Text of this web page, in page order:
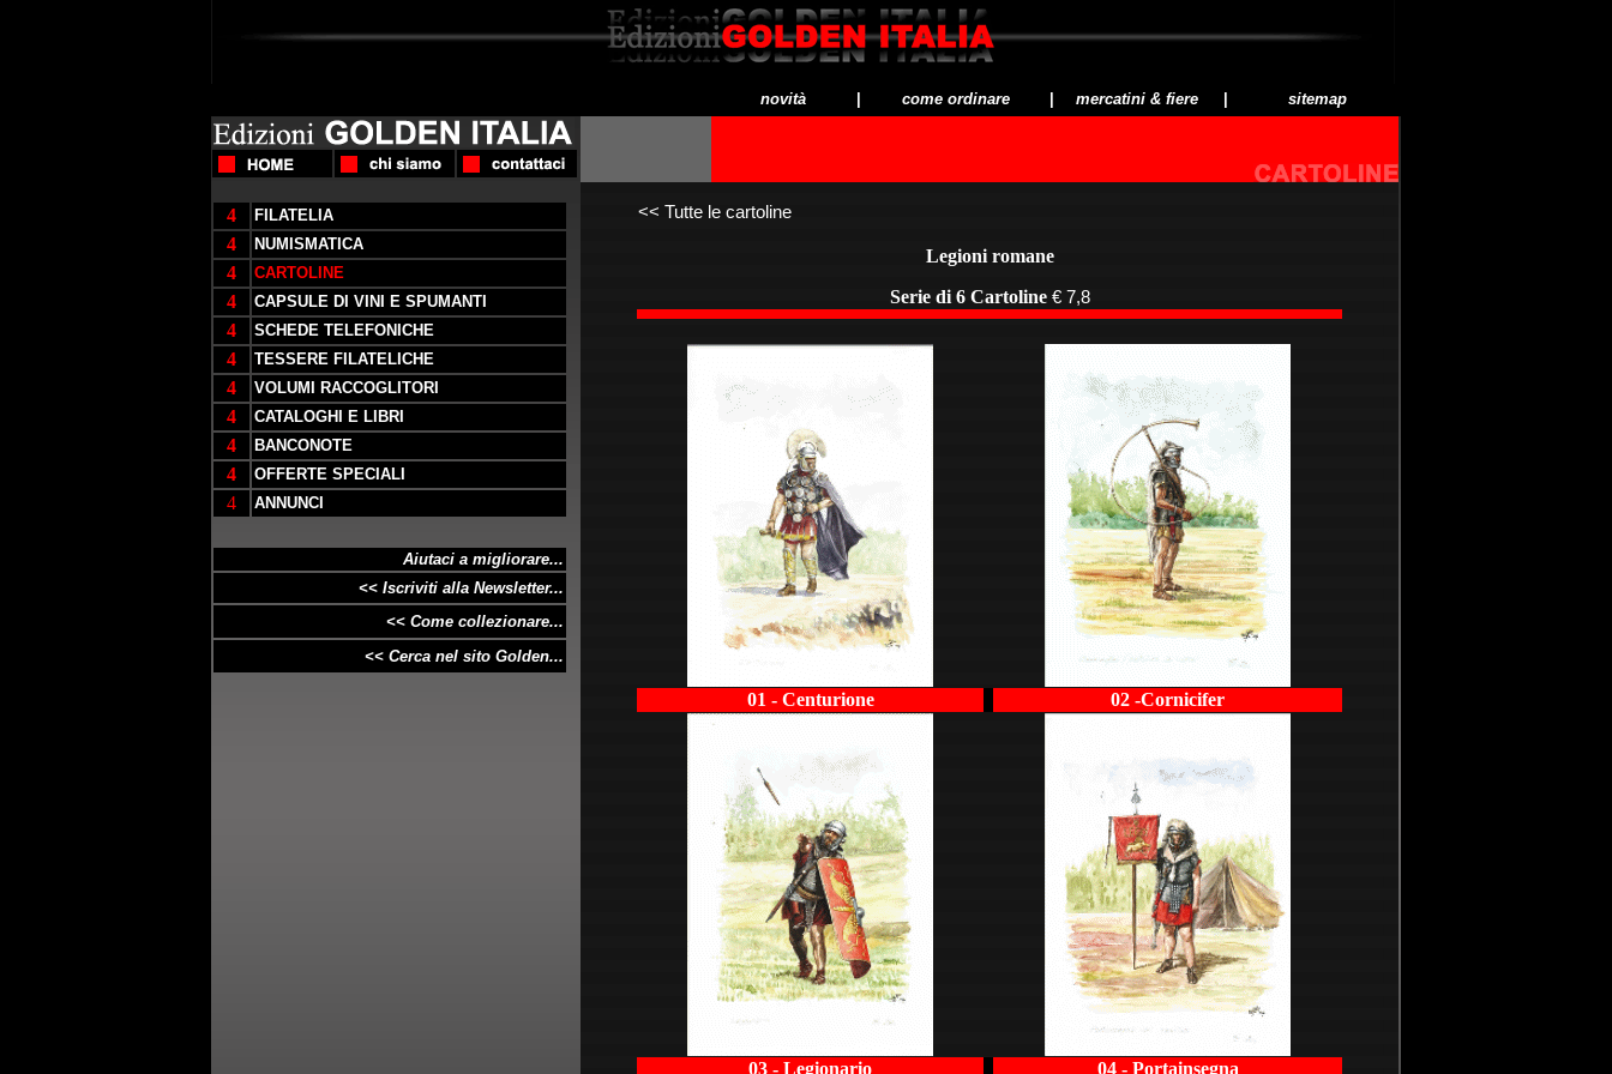
novità come ordinare mercatini & fiere sitemap
4 FILATELIA
4 NUMISMATICA
4 CARTOLINE
4 CAPSULE DI VINI E SPUMANTI
4 SCHEDE TELEFONICHE
4 TESSERE FILATELICHE
4 VOLUMI RACCOGLITORI
4 CATALOGHI E LIBRI
4 BANCONOTE
4 OFFERTE SPECIALI
4 ANNUNCI
Aiutaci a migliorare...
<< Iscriviti alla Newsletter...
<< Come collezionare...
<< Cerca nel sito Golden...
<< Tutte le cartoline
Legioni romane
Serie di 6 Cartoline€ 7,8
01 - Centurione 02 -Cornicifer
03 - Legionario 04 - Portainsegna